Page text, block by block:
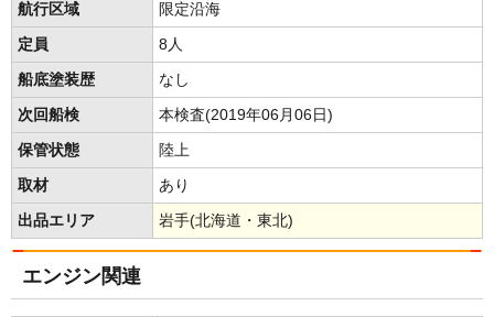
航行区域 限定沿海
定員 8人
船底塗装歴 なし
次回船検 本検査(2019年06月06日)
保管状態 陸上
取材 あり
出品エリア 岩手(北海道・東北)
エンジン関連